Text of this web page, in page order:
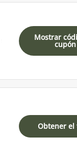
Mostrar
cupón
Obtener el